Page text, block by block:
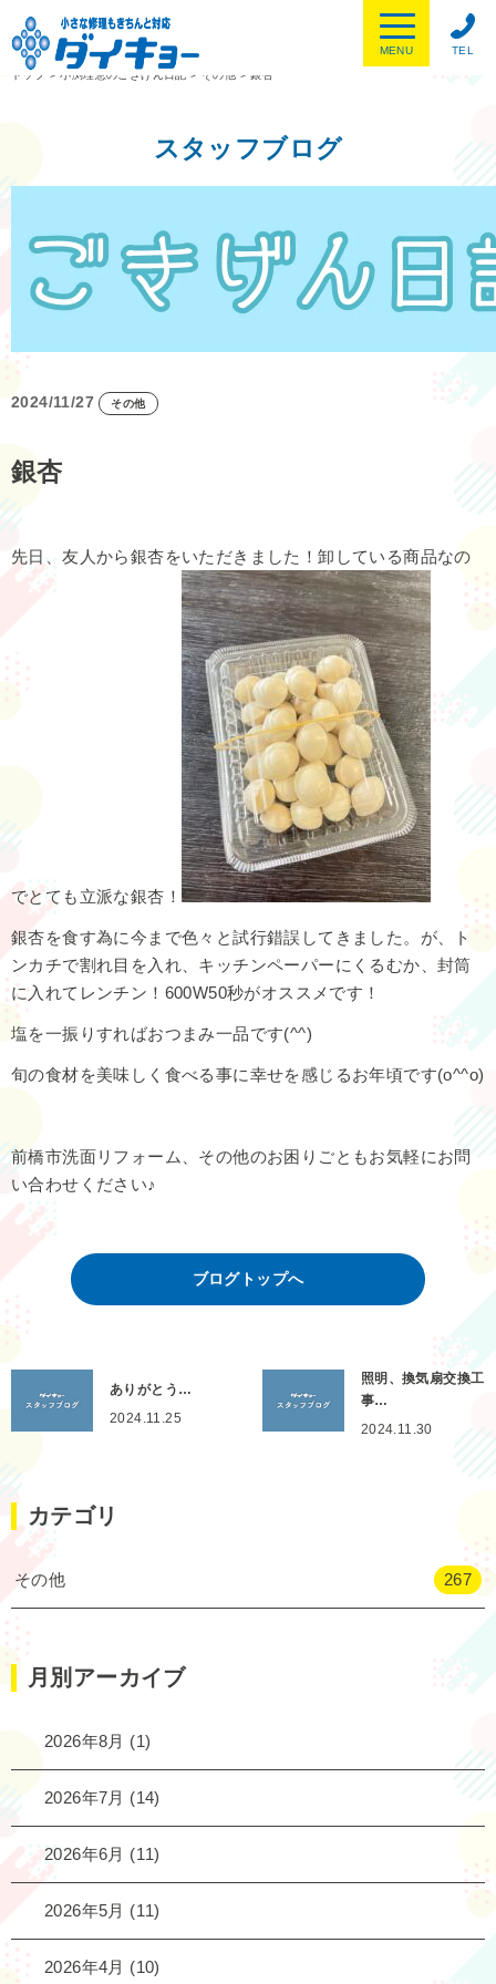
TEL
MENU
トップ
>小渕理恵のごきげん日記 > その他 >銀杏
スタッフブログ
2024/11/27 その他
銀杏
先日、友人から銀杏をいただきました！卸している商品なの
でとても立派な銀杏！
銀杏を食す為に今まで色々と試行錯誤してきました。が、ト
ンカチで割れ目を入れ、キッチンペーパーにくるむか、封筒
に入れてレンチン！600W50秒がオススメです！
塩を一振りすればおつまみ一品です(^^)
旬の食材を美味しく食べる事に幸せを感じるお年頃です(o^^o)
前橋市洗面リフォーム、その他のお困りごともお気軽にお問
い合わせください♪
ブログトップへ
ありがとう…
2024.11.25
照明、換気扇交換工
事…
2024.11.30
カテゴリ
その他 267
月別アーカイブ
2026年8月 (1)
2026年7月 (14)
2026年6月 (11)
2026年5月 (11)
2026年4月 (10)